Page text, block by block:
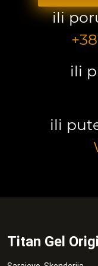
ili
ili
ili
Titan Gel